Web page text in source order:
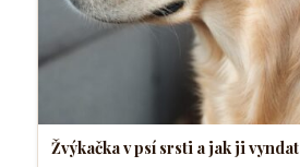
Žvýkačka v psí srsti a jak ji vyndat